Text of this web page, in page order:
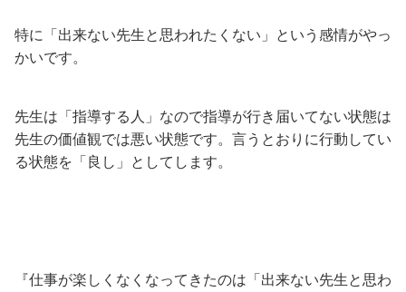
特に「出来ない先生と思われたくない」という感情がやっ
かいです。
先生は「指導する人」なので指導が行き届いてない状態は
先生の価値観では悪い状態です。言うとおりに行動してい
る状態を「良し」としてします。
『仕事が楽しくなくなってきたのは「出来ない先生と思わ